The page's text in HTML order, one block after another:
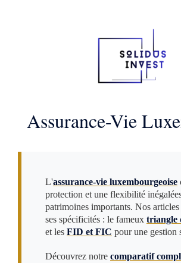
Assurance-Vie
L'assurance-vie luxembourgeoise
protection et une flexibilité
patrimoines importants. Nos
ses spécificités : le fameux triangle
et les FID et FIC pour une gestion
Découvrez notre comparatif